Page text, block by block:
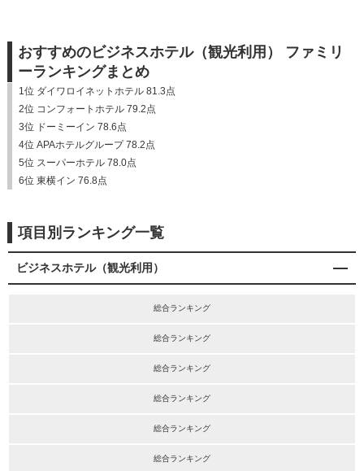
おすすめのビジネスホテル（観光利用） ファミリ
ーランキングまとめ
1位 ダイワロイネットホテル 81.3点
2位 コンフォートホテル 79.2点
3位 ドーミーイン 78.6点
4位 APAホテルグループ 78.2点
5位 スーパーホテル 78.0点
6位 東横イン 76.8点
項目別ランキング一覧
ビジネスホテル（観光利用）
総合ランキング
総合ランキング
総合ランキング
総合ランキング
総合ランキング
総合ランキング